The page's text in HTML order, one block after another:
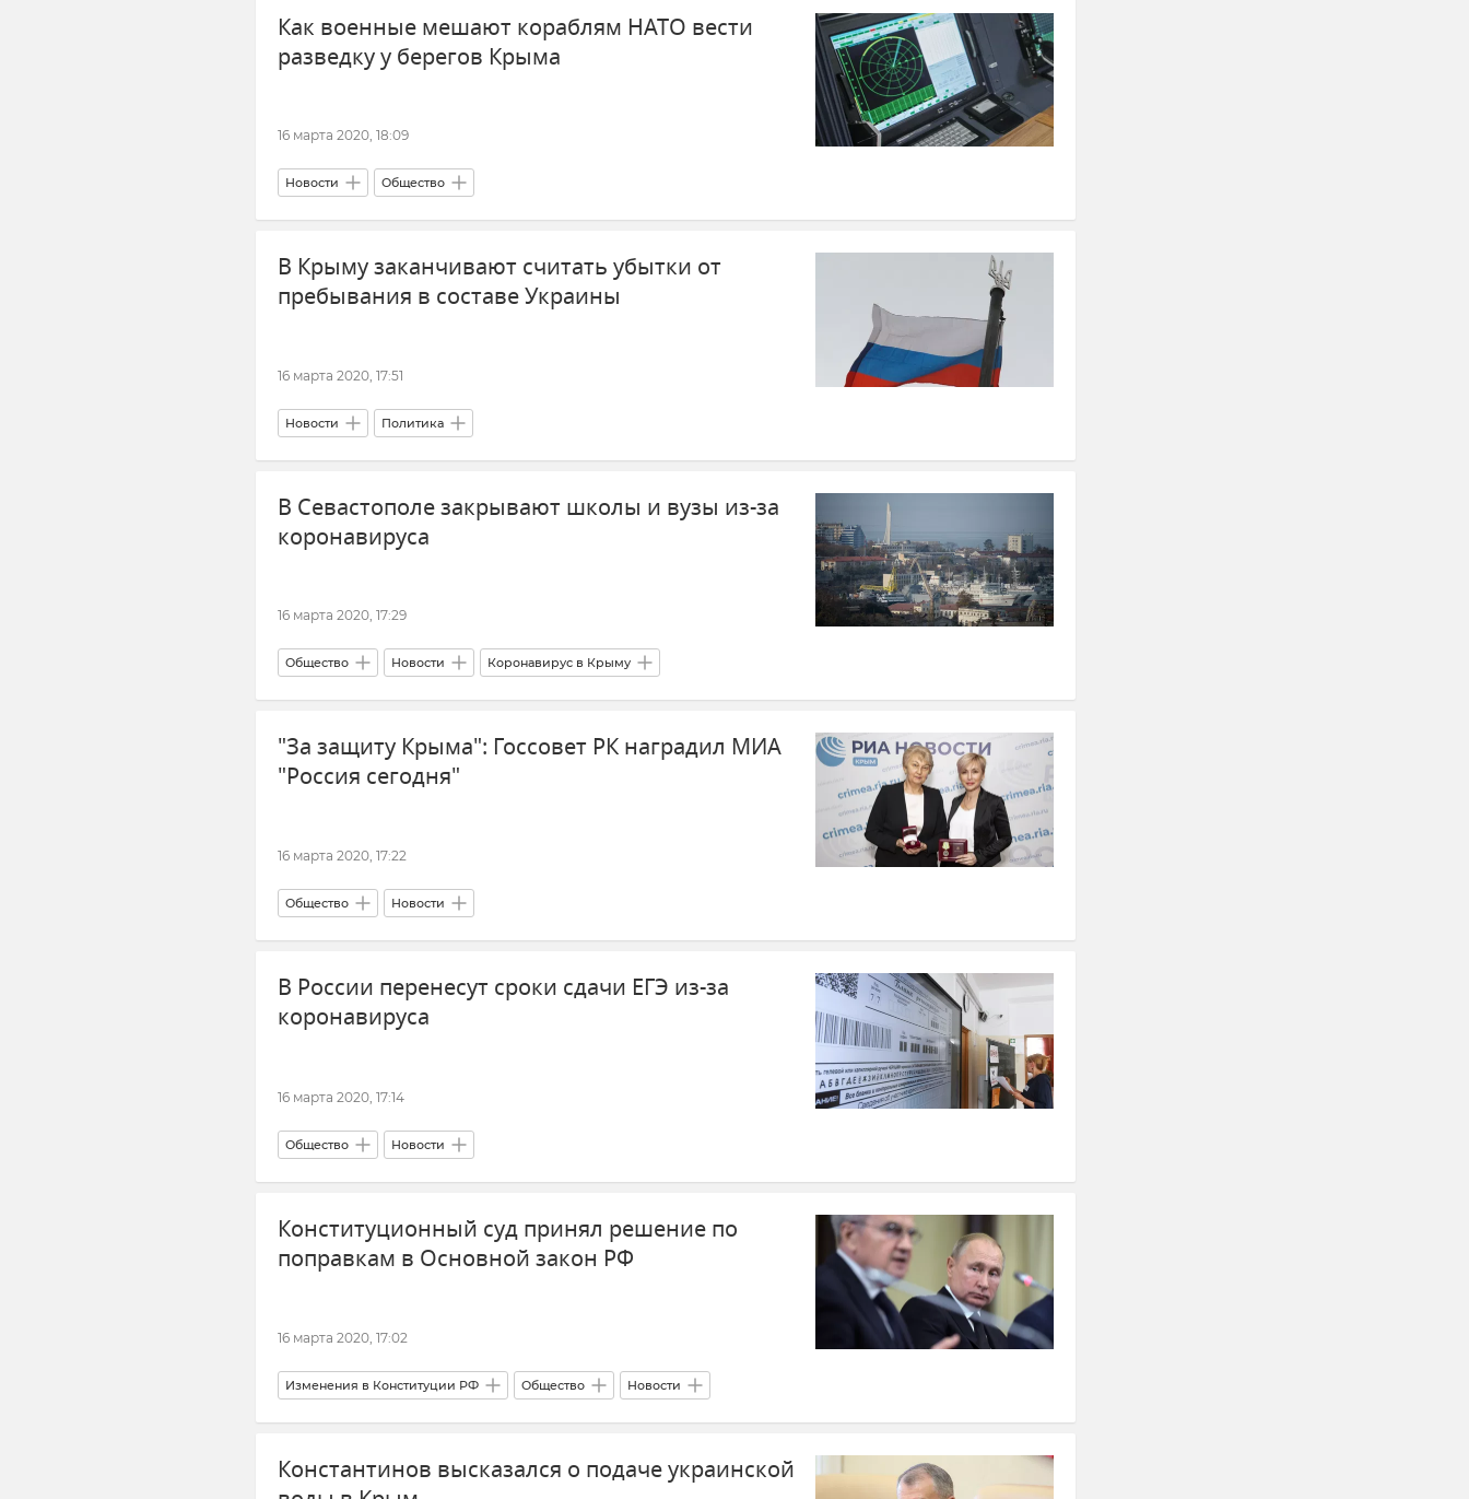
Как военные мешают кораблям НАТО вести
разведку у берегов Крыма
16 марта 2020, 18:09
Новости Общество
В Крыму заканчивают считать убытки от
пребывания в составе Украины
16 марта 2020, 17:51
Новости Политика
В Севастополе закрывают школы и вузы из-за
коронавируса
16 марта 2020, 17:29
Общество Новости Коронавирус в Крыму
"За защиту Крыма": Госсовет РК наградил МИА
"Россия сегодня"
16 марта 2020, 17:22
Общество Новости
В России перенесут сроки сдачи ЕГЭ из-за
коронавируса
16 марта 2020, 17:14
Общество Новости
Конституционный суд принял решение по
поправкам в Основной закон РФ
16 марта 2020, 17:02
Изменения в Конституции РФ Общество Новости
Константинов высказался о подаче украинской